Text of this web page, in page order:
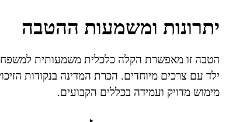
יתרונות ומשמעות ההטבה
הטבה זו מאפשרת הקלה כלכלית משמעותית
ילד עם צרכים מיוחדים. הכרת המדינה בנקודות
מימוש מדויק ועמידה בכללים הקבועים.